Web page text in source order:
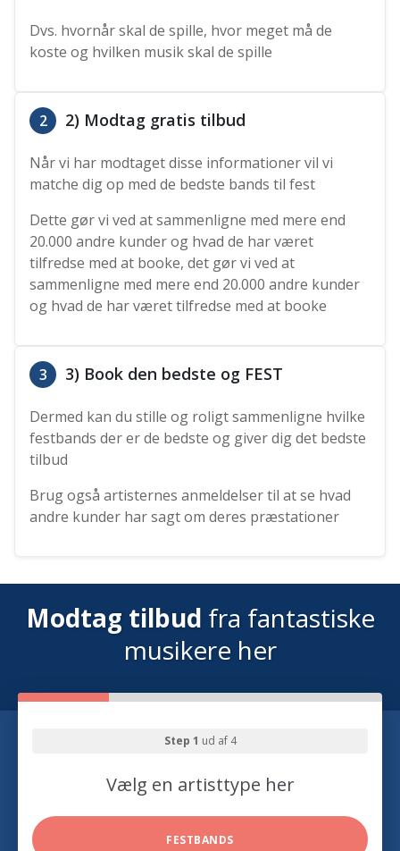
Dvs. hvornår skal de spille, hvor meget må de
koste og hvilken musik skal de spille
2 2) Modtag gratis tilbud
Når vi har modtaget disse informationer vil vi
matche dig op med de bedste bands til fest
Dette gør vi ved at sammenligne med mere end
20.000 andre kunder og hvad de har været
tilfredse med at booke, det gør vi ved at
sammenligne med mere end 20.000 andre kunder
og hvad de har været tilfredse med at booke
3 3) Book den bedste og FEST
Dermed kan du stille og roligt sammenligne hvilke
festbands der er de bedste og giver dig det bedste
tilbud
Brug også artisternes anmeldelser til at se hvad
andre kunder har sagt om deres præstationer
Modtag tilbud fra fantastiske
musikere her
Step 1 ud af 4
Vælg en artisttype her
FESTBANDS